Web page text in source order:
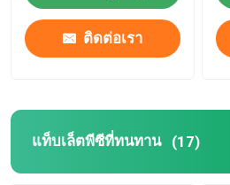
ผลิตภัณฑ์
ติดต่อเรา
แท็บเล็ตพีซีที่ทนทาน (17)